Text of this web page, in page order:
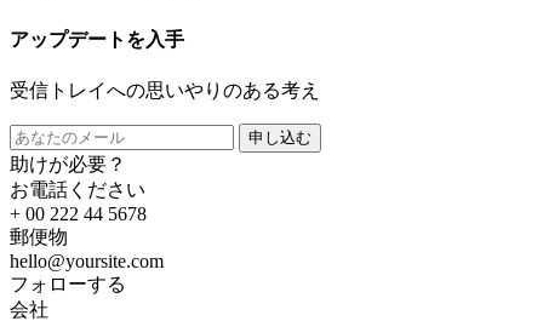
アップデートを入手
受信トレイへの思いやりのある考え
申し込む
助けが必要？
お電話ください
+ 00 222 44 5678
郵便物
hello@yoursite.com
フォローする
会社